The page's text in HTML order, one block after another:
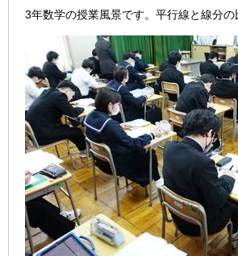
3年数学の授業風景です。平行線と線分